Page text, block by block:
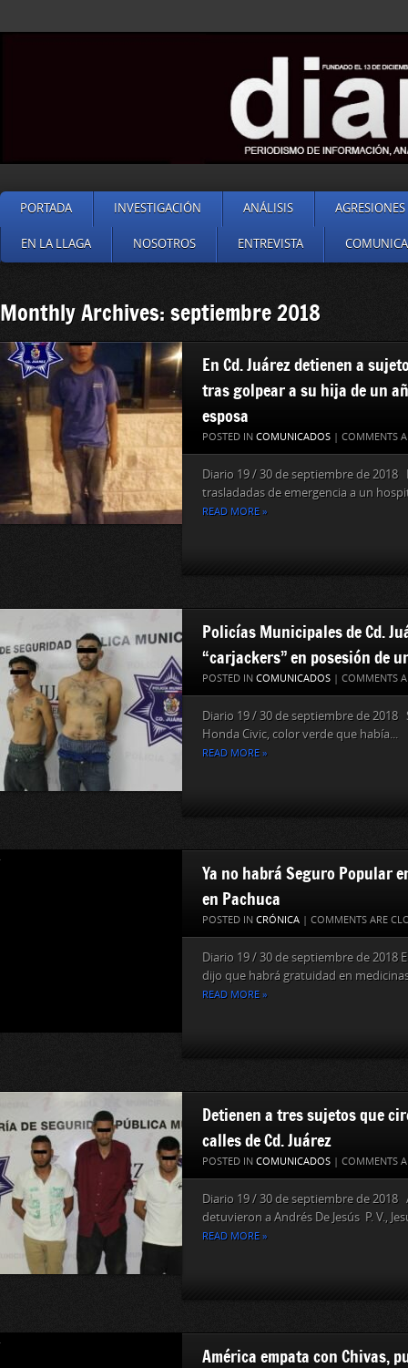
PORTADA INVESTIGACIÓN ANÁLISIS
EN LA LLAGA NOSOTROS ENTREVISTA
Monthly Archives: septiembre 2018
En Cd. Juárez detienen a
tras golpear a su hija de un
esposa
POSTED IN COMUNICADOS | COMMENTS
Diario 19 / 30 de septiembre de 2018
trasladadas de emergencia a un
READ MORE »
Policías Municipales de Cd.
“carjackers” en posesión de
POSTED IN COMUNICADOS | COMMENTS
Diario 19 / 30 de septiembre de 2018
Honda Civic, color verde que había...
READ MORE »
Ya no habrá Seguro Popular
en Pachuca
POSTED IN CRÓNICA | COMMENTS ARE
Diario 19 / 30 de septiembre de 2018
dijo que habrá gratuidad en
READ MORE »
Detienen a tres sujetos que
calles de Cd. Juárez
POSTED IN COMUNICADOS | COMMENTS
Diario 19 / 30 de septiembre de 2018
detuvieron a Andrés De Jesús P. V.,
READ MORE »
América empata con Chivas,